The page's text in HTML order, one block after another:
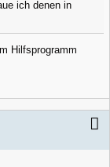
ich denen in
Hilfsprogramm